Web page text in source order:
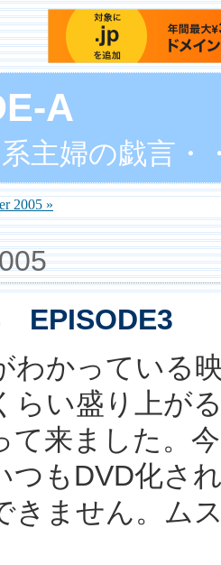
A
主婦の戯言・
2005 »
EPISODE3
わかっている
らい盛り上が
て来ました。
つもDVD化さ
きません。ム